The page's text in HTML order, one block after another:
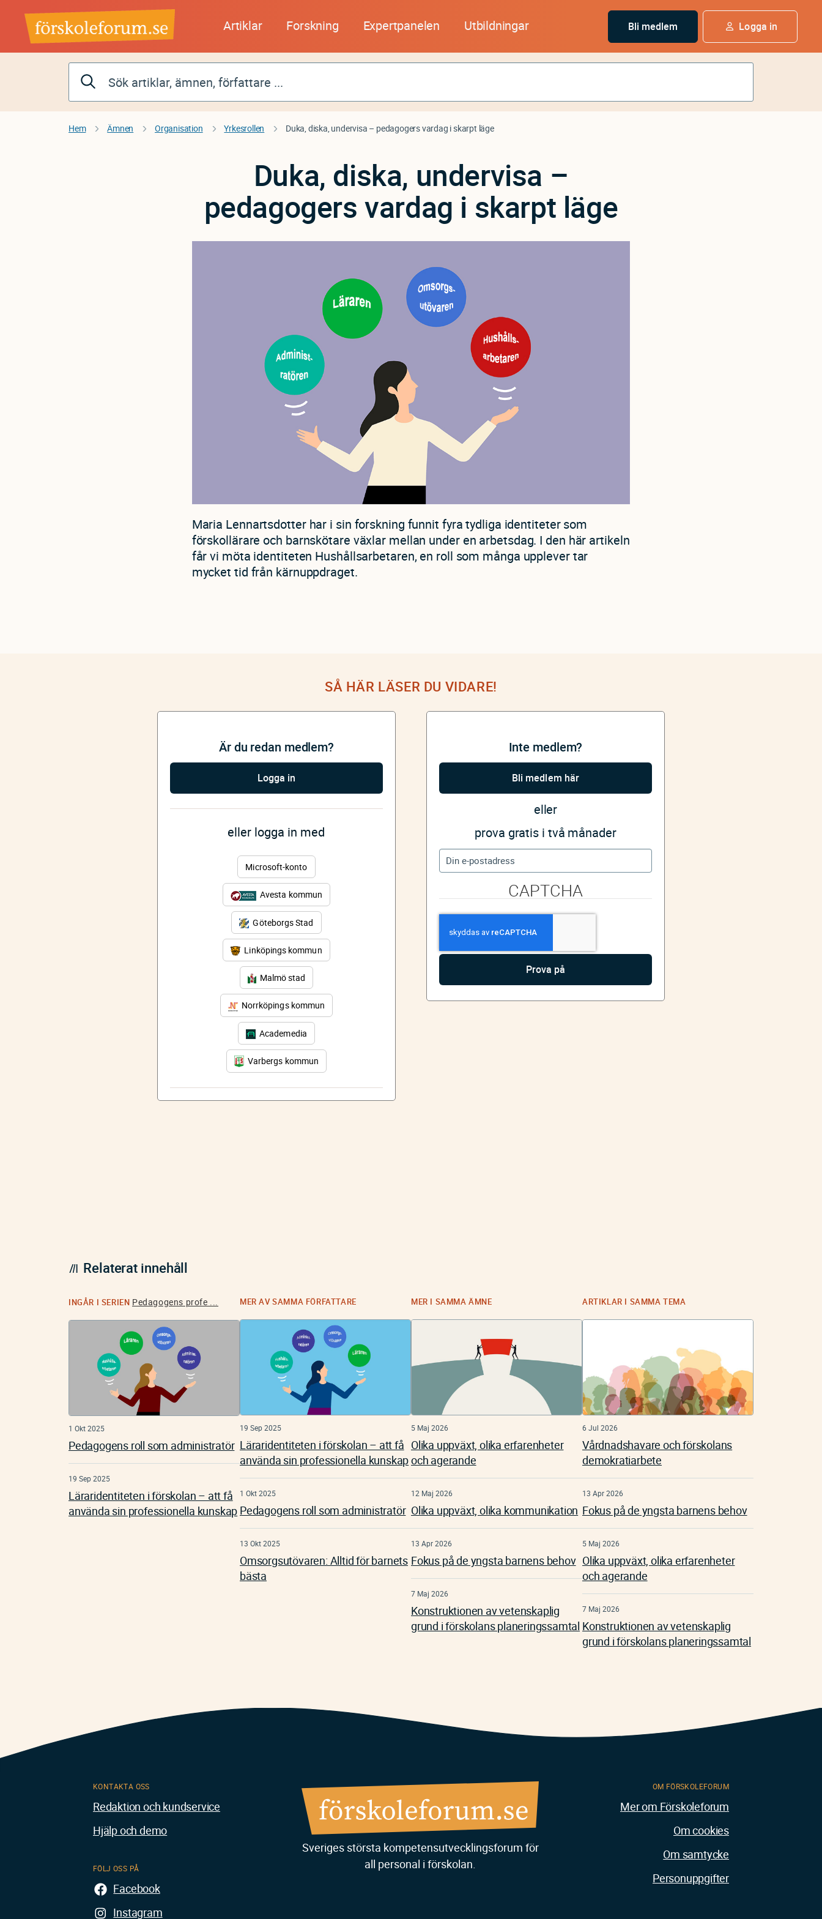
huvudinnehåll
Artiklar Forskning Expertpanelen Utbildningar Bli medlem Logga in
Hem Ämnen Organisation Yrkesrollen Duka, diska, undervisa – pedagogers vardag i skarpt läge
Duka, diska, undervisa –
pedagogers vardag i skarpt läge
Maria Lennartsdotter har i sin forskning funnit fyra tydliga identiteter som
förskollärare och barnskötare växlar mellan under en arbetsdag. I den här artikeln
får vi möta identiteten Hushållsarbetaren, en roll som många upplever tar
mycket tid från kärnuppdraget.
SÅ HÄR LÄSER DU VIDARE!
Är du redan medlem?
Logga in
eller logga in med
Microsoft-konto
Avesta kommun
Göteborgs Stad
Linköpings kommun
Malmö stad
Norrköpings kommun
Academedia
Varbergs kommun
Inte medlem?
Bli medlem här
eller
prova gratis i två månader
CAPTCHA
Relaterat innehåll
INGÅR I SERIEN Pedagogens profe ...
1 Okt 2025
Pedagogens roll som administratör
19 Sep 2025
Läraridentiteten i förskolan – att få
använda sin professionella kunskap
MER AV SAMMA FÖRFATTARE
19 Sep 2025
Läraridentiteten i förskolan – att få
använda sin professionella kunskap
1 Okt 2025
Pedagogens roll som administratör
13 Okt 2025
Omsorgsutövaren: Alltid för barnets
bästa
MER I SAMMA ÄMNE
5 Maj 2026
Olika uppväxt, olika erfarenheter
och agerande
12 Maj 2026
Olika uppväxt, olika kommunikation
13 Apr 2026
Fokus på de yngsta barnens behov
7 Maj 2026
Konstruktionen av vetenskaplig
grund i förskolans planeringssamtal
ARTIKLAR I SAMMA TEMA
6 Jul 2026
Vårdnadshavare och förskolans
demokratiarbete
13 Apr 2026
Fokus på de yngsta barnens behov
5 Maj 2026
Olika uppväxt, olika erfarenheter
och agerande
7 Maj 2026
Konstruktionen av vetenskaplig
grund i förskolans planeringssamtal
Sveriges största kompetensutvecklingsforum för
all personal i förskolan.
KONTAKTA OSS
Redaktion och kundservice
Hjälp och demo
FÖLJ OSS PÅ
Facebook
Instagram
OM FÖRSKOLEFORUM
Mer om Förskoleforum
Om cookies
Om samtycke
Personuppgifter